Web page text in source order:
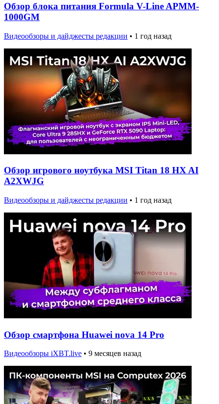
Обзор блока питания Formula V-Line APMM-
1000GM
Видеообзоры и дайджесты редакции • 1 год назад
Обзор игрового ноутбука MSI Titan 18 HX AI
A2XWJG
Видеообзоры и дайджесты редакции • 1 год назад
Обзор смартфона Huawei nova 14 Pro
Видеообзоры iXBT.live • 9 месяцев назад